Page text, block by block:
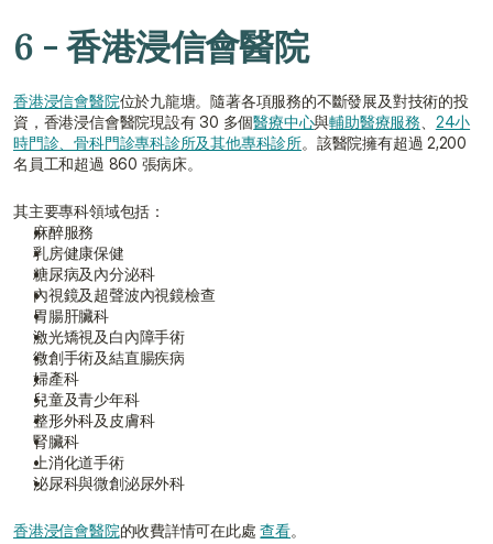
6 - 香港浸信會醫院
香港浸信會醫院位於九龍塘。隨著各項服務的不斷發展及對技術的投
資，香港浸信會醫院現設有 30 多個醫療中心與輔助醫療服務
24小
時門診、骨科門診專科診所及其他專科診所。該醫院擁有超過 2,200
名員工和超過 860 張病床。
其主要專科領域包括：
麻醉服務
乳房健康保健
糖尿病及內分泌科
內視鏡及超聲波內視鏡檢查
胃腸肝臟科
激光矯視及白內障手術
微創手術及結直腸疾病
婦產科
兒童及青少年科
整形外科及皮膚科
腎臟科
上消化道手術
泌尿科與微創泌尿外科
香港浸信會醫院的收費詳情可在此處 查看。